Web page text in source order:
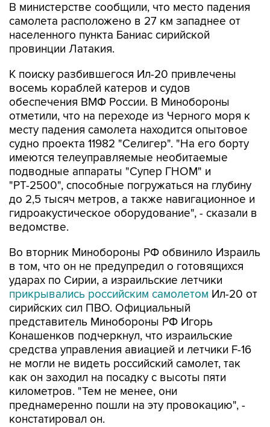
В министерстве сообщили, что место падения
самолета расположено в 27 км западнее от
населенного пункта Баниас сирийской
провинции Латакия.
К поиску разбившегося Ил-20 привлечены
восемь кораблей катеров и судов
обеспечения ВМФ России. В Минобороны
отметили, что на переходе из Черного моря к
месту падения самолета находится опытовое
судно проекта 11982 "Селигер". "На его борту
имеются телеуправляемые необитаемые
подводные аппараты "Супер ГНОМ" и
"РТ-2500", способные погружаться на глубину
до 2,5 тысяч метров, а также навигационное и
гидроакустическое оборудование", - сказали в
ведомстве.
Во вторник Минобороны РФ обвинило Израиль
в том, что он не предупредил о готовящихся
ударах по Сирии, а израильские летчики
прикрывались российским самолетом Ил-20 от
сирийских сил ПВО. Официальный
представитель Минобороны РФ Игорь
Конашенков подчеркнул, что израильские
средства управления авиацией и летчики F-16
не могли не видеть российский самолет, так
как он заходил на посадку с высоты пяти
километров. "Тем не менее, они
преднамеренно пошли на эту провокацию", -
констатировал он.